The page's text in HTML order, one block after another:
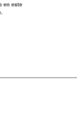
en este